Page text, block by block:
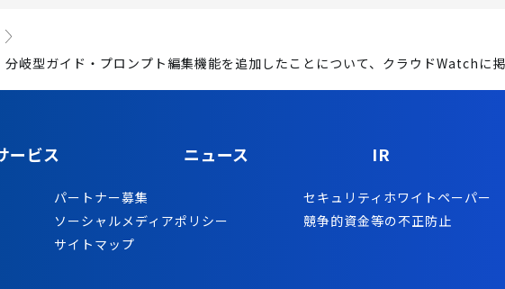
分岐型ガイド・プロンプト編集機能を追加したことについて、クラウドWatchに
ービス ニュース IR
パートナー募集
セキュリティホワイトペーパー
ソーシャルメディアポリシー
競争的資金等の不正防止
サイトマップ